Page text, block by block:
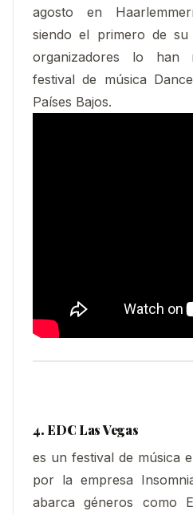
agosto en
siendo el primero de
organizadores lo han
festival de música
Países Bajos.
4. EDC Las Vegas
es un festival de música
por la empresa
abarca géneros como